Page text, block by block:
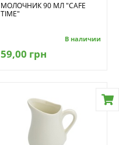
МОЛОЧНИК 90 МЛ "CAFE
TIME"
В наличии
59,00 грн